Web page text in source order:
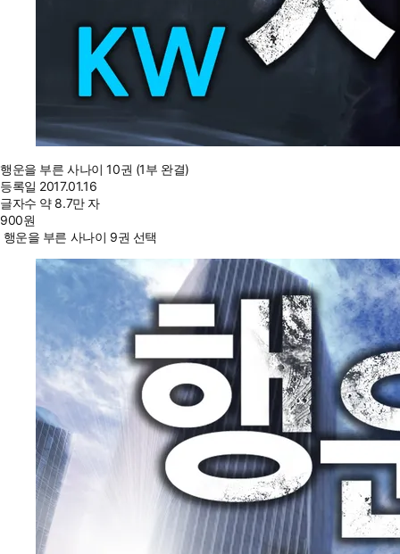
행운을 부른 사나이 10권 (1부 완결)
등록일 2017.01.16
글자수 약 8.7만 자
900원
행운을 부른 사나이 9권 선택